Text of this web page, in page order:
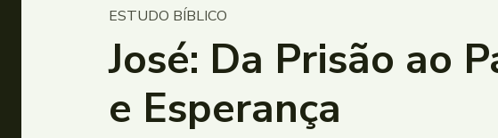
ESTUDO BÍBLICO
José: Da Prisão ao
e Esperança